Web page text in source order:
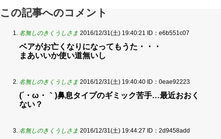
この記事へのコメント
名無しのきくうしさま 2016/12/31(土) 19:40:21 ID：e6b551c07
ベアがお亡くなりになってもうた・・・
まあいいか使い道無いし
名無しのきくうしさま 2016/12/31(土) 19:40:40 ID：0eae92223
(´・ω・｀)鼻息タイプのギミック苦手…最近おおく
ない？
名無しのきくうしさま 2016/12/31(土) 19:44:27 ID：2d9458add